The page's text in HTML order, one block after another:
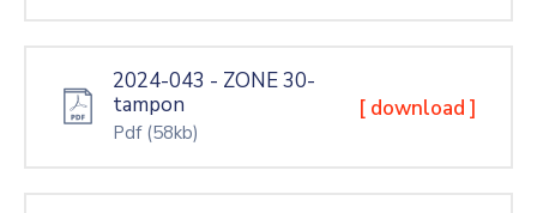
2024-043 - ZONE 30-
tampon
Pdf (58kb)
[ download ]